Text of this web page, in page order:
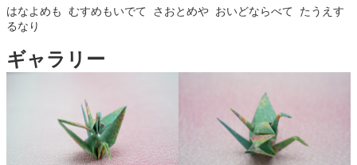
はなよめも むすめもいでて さおとめや おいどならべて たうえす
ギャラリー